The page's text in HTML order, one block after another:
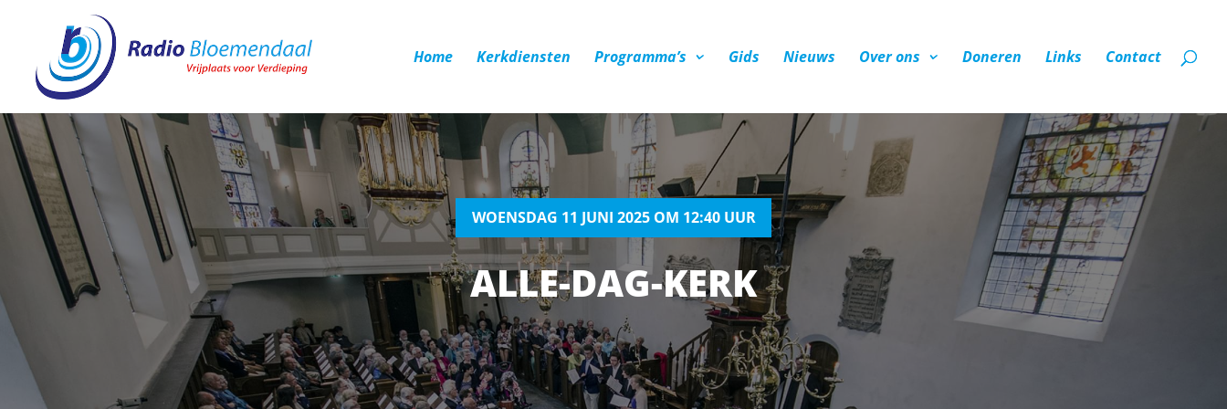
Home Kerkdiensten Programma’s Gids Nieuws Over ons Doneren Links Contact
WOENSDAG 11 JUNI 2025 OM 12:40 UUR
ALLE-DAG-KERK